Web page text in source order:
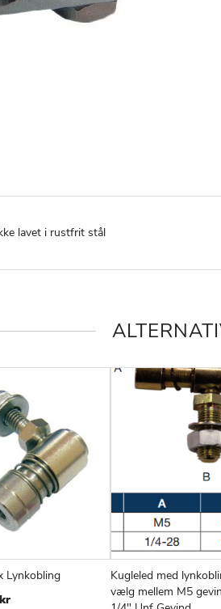
lavet i rustfrit stål
SAMMENLIGN
Lynkobling
Læg i kurv
Kugleled med
vælg mellem M5